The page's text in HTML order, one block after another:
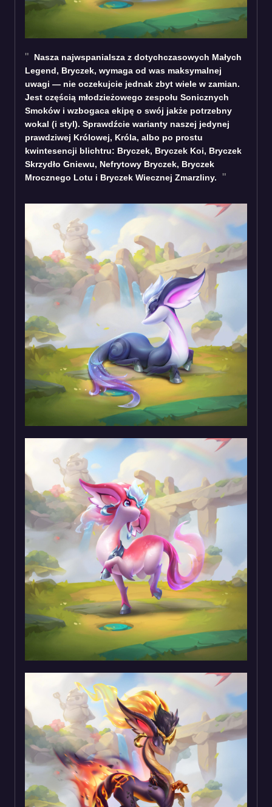
Nasza najwspanialsza z dotychczasowych Małych
Legend, Bryczek, wymaga od was maksymalnej
uwagi — nie oczekujcie jednak zbyt wiele w zamian.
Jest częścią młodzieżowego zespołu Sonicznych
Smoków i wzbogaca ekipę o swój jakże potrzebny
wokal (i styl). Sprawdźcie warianty naszej jedynej
prawdziwej Królowej, Króla, albo po prostu
kwintesencji blichtru: Bryczek, Bryczek Koi, Bryczek
Skrzydło Gniewu, Nefrytowy Bryczek, Bryczek
Mrocznego Lotu i Bryczek Wiecznej Zmarzliny.